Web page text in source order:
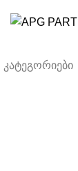
კატეგორიები